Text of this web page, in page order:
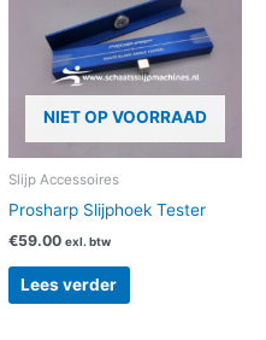
NIET OP VOORRAAD
Slijp Accessoires
Prosharp Slijphoek Tester
€59.00 exl. btw
Lees verder